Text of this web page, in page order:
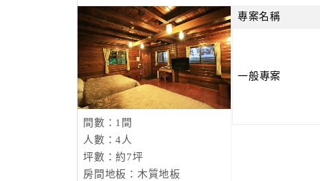
間數：1間
人數：4人
坪數：約7坪
房間地板：木質地板
專案名稱
一般專案